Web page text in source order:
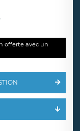
offerte avec un